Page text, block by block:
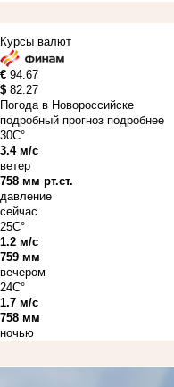
Курсы валют
€ 94.67
$ 82.27
Погода в Новороссийске
подробный прогноз подробнее
30C°
3.4 м/с
ветер
758 мм рт.ст.
давление
сейчас
25C°
1.2 м/с
759 мм
вечером
24C°
1.7 м/с
758 мм
ночью